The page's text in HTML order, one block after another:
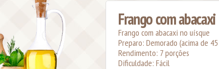
Frango com
Frango com abacaxi no uísque
Preparo: Demorado (acima de
Rendimento: 7 porções
Dificuldade: Fácil